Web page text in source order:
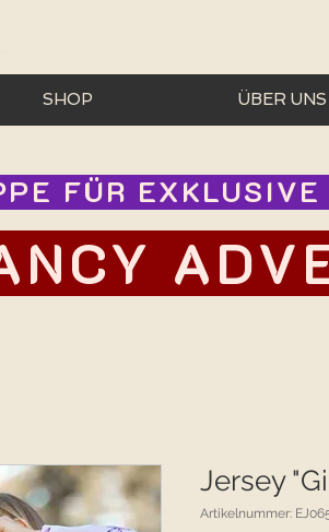
SHOP ÜBER UNS
FÜR
Jersey
Artikelnummer: